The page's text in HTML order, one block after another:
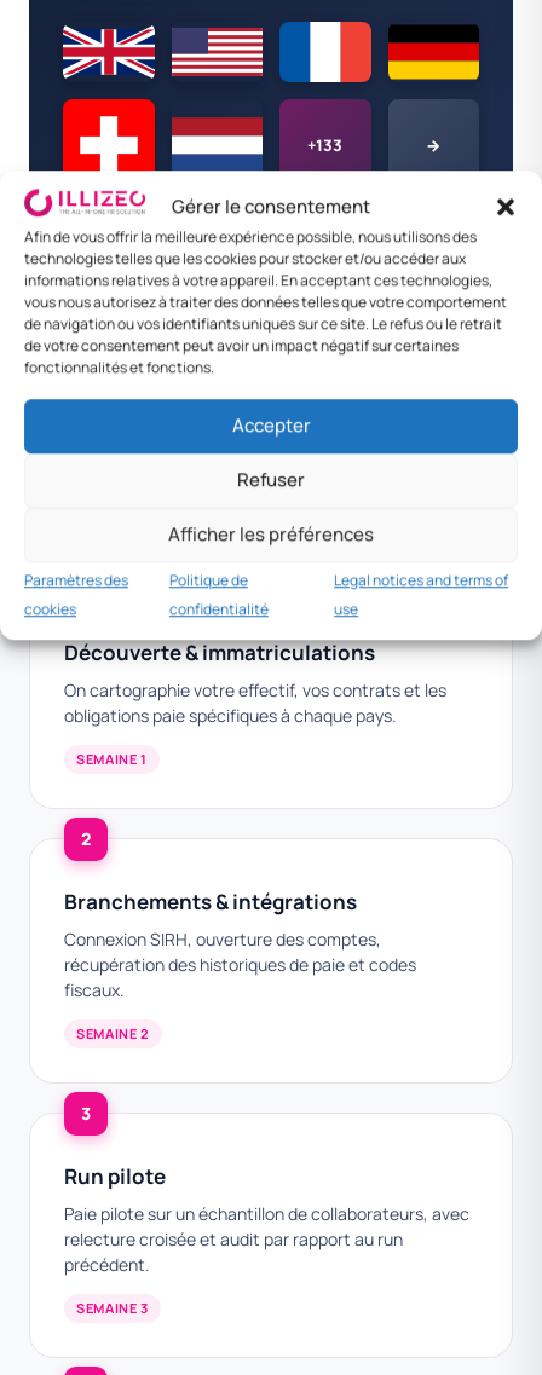
Gérer le consentement
Afin de vous offrir la meilleure expérience possible, nous utilisons des
technologies telles que les cookies pour stocker et/ou accéder aux
informations relatives à votre appareil. En acceptant ces technologies,
vous nous autorisez à traiter des données telles que votre comportement
de navigation ou vos identifiants uniques sur ce site. Le refus ou le retrait
de votre consentement peut avoir un impact négatif sur certaines
fonctionnalités et fonctions.
Accepter
Refuser
Afficher les préférences
Paramètres des
cookies
Politique de
confidentialité
Legal notices and terms of
use
+133 →
En production en moins de
4 semaines.
1
Découverte & immatriculations
On cartographie votre effectif, vos contrats et les
obligations paie spécifiques à chaque pays.
SEMAINE 1
2
Branchements & intégrations
Connexion SIRH, ouverture des comptes,
récupération des historiques de paie et codes
fiscaux.
SEMAINE 2
3
Run pilote
Paie pilote sur un échantillon de collaborateurs, avec
relecture croisée et audit par rapport au run
précédent.
SEMAINE 3